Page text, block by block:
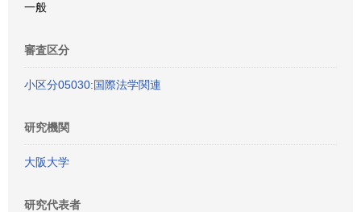
一般
審査区分
小区分05030:国際法学関連
研究機関
大阪大学
研究代表者